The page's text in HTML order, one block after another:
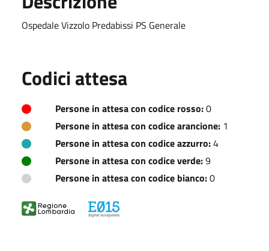
Ospedale Vizzolo Predabissi PS Generale
Codici attesa
Persone in attesa con codice rosso:0
Persone in attesa con codice arancione: 1
Persone in attesa con codice azzurro:4
Persone in attesa con codice verde:9
Persone in attesa con codice bianco:0